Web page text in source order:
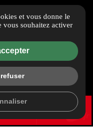
mail
SOUS 72H
et vous donne le
vous souhaitez activer